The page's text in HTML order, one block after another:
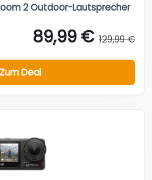
2 Outdoor-Lautsprecher
89,99 € 129,99 €
Zum Deal